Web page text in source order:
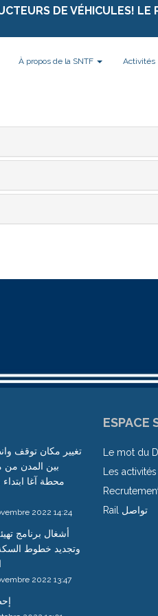
DE VÉHICULES! LE
À propos de la SNTF Activités
تغيير مكان توقف
بين المدن من
2022 14:24
وتجديد خطوط السكة
2022 13:47
ESPACE
Le mot du
Les
Rail تواصل